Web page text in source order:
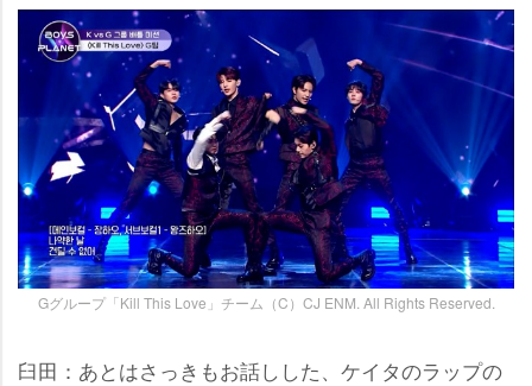
Gグループ「Kill This Love」チーム（C）CJ ENM. All Rights Reserved.
臼田：あとはさっきもお話しした、ケイタのラップの